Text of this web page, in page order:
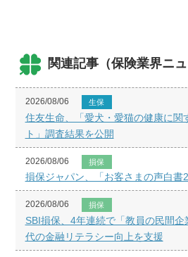
関連記事（保険業界ニュ
2026/08/06 生保
住友生命、「愛犬・愛猫の健康に関
ト」調査結果を公開
2026/08/06 損保
損保ジャパン、「お客さまの声白書
2026/08/06 損保
SBI損保、4年連続で「教員の民間
代の金融リテラシー向上を支援